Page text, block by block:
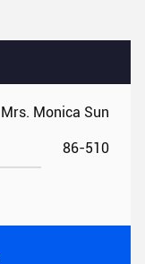
Mrs. Monica Sun
86-510